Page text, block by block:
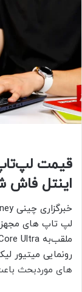
اینتل فاش
های موردبحث